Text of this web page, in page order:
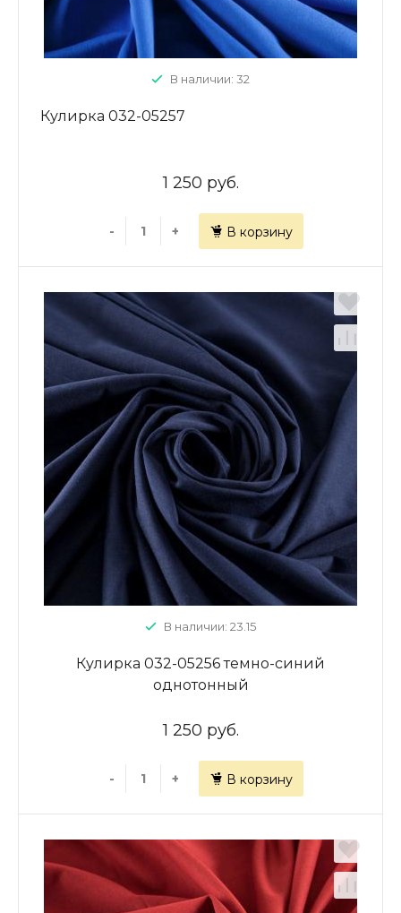
В наличии: 32
Кулирка 032-05257
1 250 руб.
- + В корзину
В наличии: 23.15
Кулирка 032-05256 темно-синий
однотонный
1 250 руб.
- + В корзину